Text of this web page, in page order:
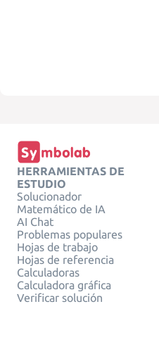
HERRAMIENTAS DE
ESTUDIO
Solucionador
Matemático de IA
AI Chat
Problemas populares
Hojas de trabajo
Hojas de referencia
Calculadoras
Calculadora gráfica
Verificar solución